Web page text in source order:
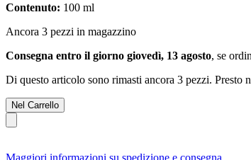
Contenuto: 100 ml
Ancora 3 pezzi in magazzino
Consegna entro il giorno giovedì, 13 agosto, se
Di questo articolo sono rimasti ancora 3 pezzi. Presto
Nel Carrello
Maggiori informazioni su spedizione e consegna